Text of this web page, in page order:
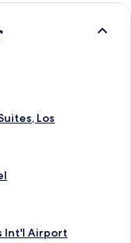
Los
Int'l Airport